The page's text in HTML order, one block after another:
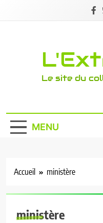
Le site du
MENU
Accueil ministère
ministère